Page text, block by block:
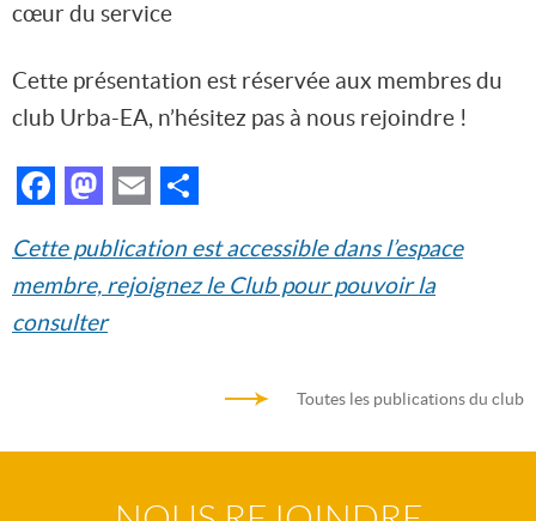
cœur du service
Cette présentation est réservée aux membres du
club Urba-EA, n’hésitez pas à nous rejoindre !
Facebook
Mastodon
Email
Cette publication est accessible dans l’espace
membre, rejoignez le Club pour pouvoir la
consulter
Toutes les publications du club